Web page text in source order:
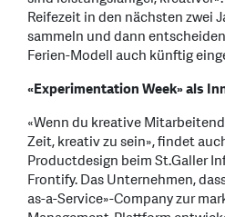
Reifezeit in den nächsten zwei
sammeln und dann
Ferien-Modell auch künftig
«Experimentation Week» als
«Wenn du kreative
Zeit, kreativ zu sein», findet
Productdesign beim St.Galler
Frontify. Das Unternehmen,
as-a-Service»-Company zur